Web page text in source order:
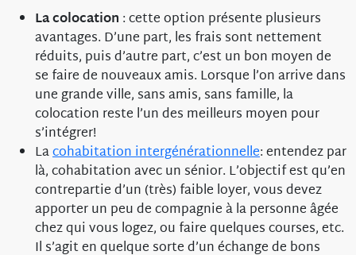
Lacolocation : cette option présente plusieurs
avantages. D’une part, les frais sont nettement
réduits, puis d’autre part, c’est un bon moyen de
se faire de nouveaux amis. Lorsque l’on arrive dans
une grande ville, sans amis, sans famille, la
colocation reste l’un des meilleurs moyen pour
s’intégrer!
Lacohabitation intergénérationnelle: entendez par
là, cohabitation avec un sénior. L’objectif est qu’en
contrepartie d’un (très) faible loyer, vous devez
apporter un peu de compagnie à la personne âgée
chez qui vous logez, ou faire quelques courses, etc.
Il s’agit en quelque sorte d’un échange de bons